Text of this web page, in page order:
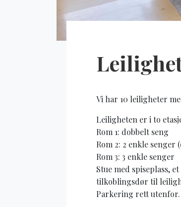
Vi har 10 leiligheter
Leiligheten er i to
Rom 1: dobbelt seng
Rom 2: 2 enkle senger
Rom 3: 3 enkle senger
Stue med spiseplass,
tilkoblingsdør til
Parkering rett utenfor.